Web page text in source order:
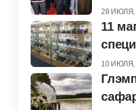
28 ИЮЛЯ,
11
10 ИЮЛЯ,